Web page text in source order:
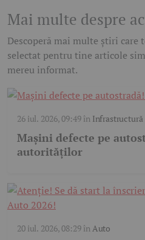
Mai multe despre
Descoperă mai multe știri care
selectat pentru tine articole
mereu informat.
26 iul. 2026, 09:49în Infrastructură
Mașini defecte pe
autorităților
20 iul. 2026, 08:29înAuto